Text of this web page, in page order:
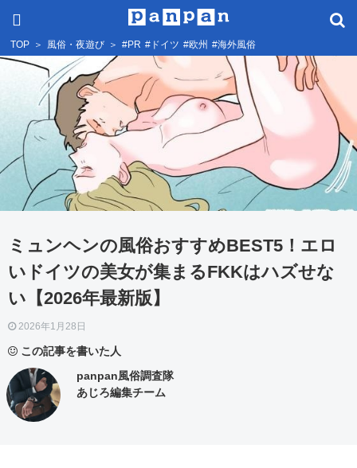
TOP ＞ 風俗・夜遊び ＞ #PR #ドイツ #欧州 #海外風俗
ミュンヘンの風俗おすすめBEST5！エロ
いドイツの美女が集まるFKKはハズせな
い【2026年最新版】
2026年1月28日
この記事を書いた人
panpan風俗調査隊
あじろ編集チーム